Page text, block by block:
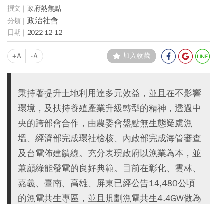
政府熱焦點
政治社會
2022-12-12
+A -A 加入收藏
秉持著提升土地利用達多元效益，並且在不影響
環境，及扶持養殖產業升級轉型的精神，透過中
央的跨部會合作，由農委會盤點無生態疑慮漁
塭、經濟部完成環社檢核、內政部完成海管審查
及台電佈建饋線。充分表現政府以漁業為本，並
兼顧綠能發電的良好典範。目前在彰化、雲林、
嘉義、臺南、高雄、屏東已經公告14,480公頃
的漁電共生專區，並且規劃漁電共生4.4GW做為